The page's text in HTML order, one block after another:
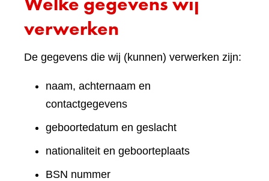
verwerken
De gegevens die wij (kunnen) verwerken zijn:
naam, achternaam en
contactgegevens
geboortedatum en geslacht
nationaliteit en geboorteplaats
BSN nummer